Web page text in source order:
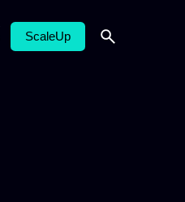
ScaleUp